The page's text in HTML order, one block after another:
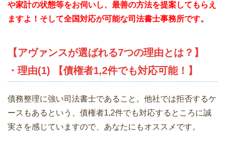
や家計の状態等をお伺いし、最善の方法を提案してもらえ
ますよ！そして全国対応が可能な司法書士事務所です。
【アヴァンスが選ばれる7つの理由とは？】
・理由(1) 【債権者1,2件でも対応可能！】
債務整理に強い司法書士であること。他社では拒否するケ
ースもあるという、債権者1,2件でも対応するところに誠
実さを感じていますので、あなたにもオススメです。